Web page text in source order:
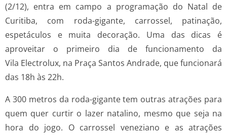
(2/12), entra em campo a programação do Natal de
Curitiba, com roda-gigante, carrossel, patinação,
espetáculos e muita decoração. Uma das dicas é
aproveitar o primeiro dia de funcionamento da
Vila Electrolux, na Praça Santos Andrade, que funcionará
das 18h às 22h.
A 300 metros da roda-gigante tem outras atrações para
quem quer curtir o lazer natalino, mesmo que seja na
hora do jogo. O carrossel veneziano e as atrações